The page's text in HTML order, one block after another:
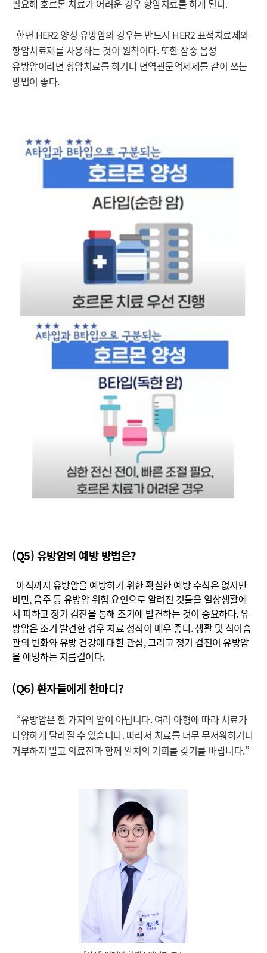
필요해 호르몬 치료가 어려운 경우 항암치료를 하게 된다.
한편 HER2 양성 유방암의 경우는 반드시 HER2 표적치료제와
항암치료제를 사용하는 것이 원칙이다. 또한 삼중 음성
유방암이라면 항암치료를 하거나 면역관문억제제를 같이 쓰는
방법이 좋다.
(Q5) 유방암의 예방 방법은?
아직까지 유방암을 예방하기 위한 확실한 예방 수칙은 없지만
비만, 음주 등 유방암 위험 요인으로 알려진 것들을 일상생활에
서 피하고 정기 검진을 통해 조기에 발견하는 것이 중요하다. 유
방암은 조기 발견한 경우 치료 성적이 매우 좋다. 생활 및 식이습
관의 변화와 유방 건강에 대한 관심, 그리고 정기 검진이 유방암
을 예방하는 지름길이다.
(Q6) 환자들에게 한마디?
“유방암은 한 가지의 암이 아닙니다. 여러 아형에 따라 치료가
다양하게 달라질 수 있습니다. 따라서 치료를 너무 무서워하거나
거부하지 말고 의료진과 함께 완치의 기회를 갖기를 바랍니다.”